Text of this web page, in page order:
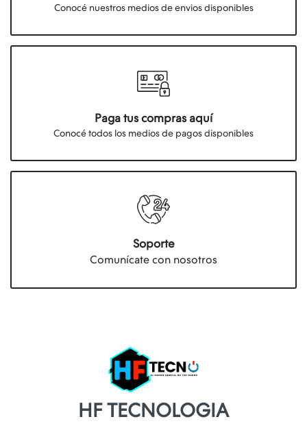
Conocé nuestros medios de envios disponibles
Paga tus compras aquí
Conocé todos los medios de pagos disponibles
Soporte
Comunícate con nosotros
HF TECNOLOGIA